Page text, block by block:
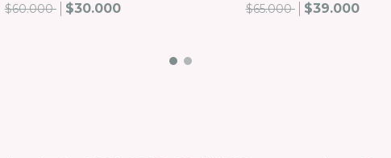
$60.000 $30.000 $65.000 $39.000